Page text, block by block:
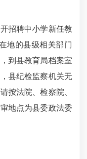
招聘中小学新任教
地的县级相关部门
到县教育局档案室
县纪检监察机关无
按法院、检察院、
地点为县委政法委